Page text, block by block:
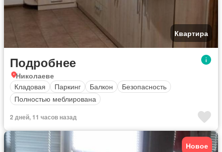
Квартира
Подробнее
Николаеве
Кладовая
Паркинг Балкон
Безопасность
Полностью меблирована
2 дней, 11 часов назад
Новое